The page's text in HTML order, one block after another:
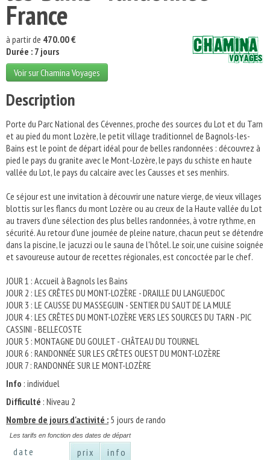
France
à partir de 470.00 €
Durée : 7 jours
Voir sur Chamina Voyages
Description
Porte du Parc National des Cévennes, proche des sources du Lot et du Tarn
et au pied du mont Lozère, le petit village traditionnel de Bagnols-les-
Bains est le point de départ idéal pour de belles randonnées : découvrez à
pied le pays du granite avec le Mont-Lozère, le pays du schiste en haute
vallée du Lot, le pays du calcaire avec les Causses et ses menhirs.
Ce séjour est une invitation à découvrir une nature vierge, de vieux villages
blottis sur les flancs du mont Lozère ou au creux de la Haute vallée du Lot
au travers d'une sélection des plus belles randonnées, à votre rythme, en
sécurité. Au retour d'une journée de pleine nature, chacun peut se détendre
dans la piscine, le jacuzzi ou le sauna de l'hôtel. Le soir, une cuisine soignée
et savoureuse autour de recettes régionales, est concoctée par le chef.
JOUR 1 : Accueil à Bagnols les Bains
JOUR 2 : LES CRÊTES DU MONT-LOZÈRE - DRAILLE DU LANGUEDOC
JOUR 3 : LE CAUSSE DU MASSEGUIN - SENTIER DU SAUT DE LA MULE
JOUR 4 : LES CRÊTES DU MONT-LOZÈRE VERS LES SOURCES DU TARN - PIC
CASSINI - BELLECOSTE
JOUR 5 : MONTAGNE DU GOULET - CHÂTEAU DU TOURNEL
JOUR 6 : RANDONNÉE SUR LES CRÊTES OUEST DU MONT-LOZÈRE
JOUR 7 : RANDONNÉE SUR LE MONT-LOZÈRE
Info : individuel
Difficulté : Niveau 2
Nombre de jours d'activité : 5 jours de rando
Les tarifs en fonction des dates de départ
date prix
info